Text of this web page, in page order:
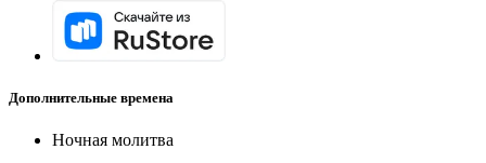
Дополнительные времена
Ночная молитва